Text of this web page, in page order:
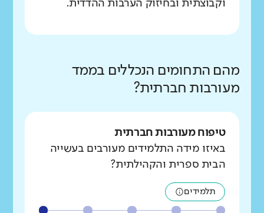
וקבוצתית ובחיזוק הערבות ההדדית.
מהם התחומים הנכללים בממד
מעורבות חברתית?
טיפוח מעורבות חברתית
באיזו מידה התלמידים מעורבים בעשייה
הבית ספרית והקהילתית?
תלמידים